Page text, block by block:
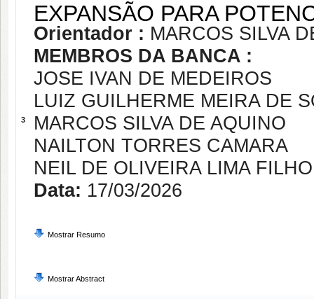
3
EXPANSÃO PARA
Orientador : MARCOS SILVA
MEMBROS DA BANCA :
JOSE IVAN DE MEDEIROS
LUIZ GUILHERME MEIRA DE
MARCOS SILVA DE AQUINO
NAILTON TORRES CAMARA
NEIL DE OLIVEIRA LIMA FILHO
Data: 17/03/2026
Mostrar Resumo
Mostrar Abstract